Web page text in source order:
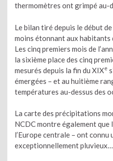
thermomètres ont grimpé au-
Le bilan tiré depuis le début de
moins étonnant aux habitants
Les cinq premiers mois de
la sixième place des cinq
mesurés depuis la fin du XIXe
émergées – et au huitième
températures au-dessus des
La carte des précipitations
NCDC montre également que
l’Europe centrale – ont connu
exceptionnellement pluvieux…